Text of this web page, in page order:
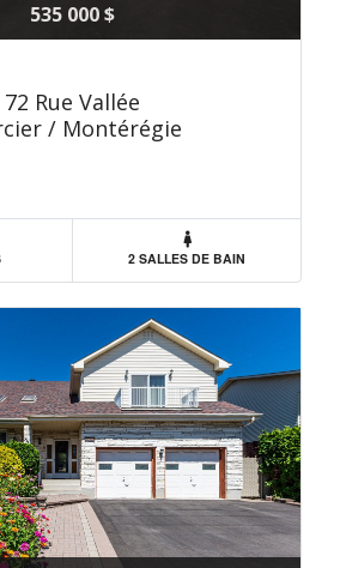
535 000 $
72 Rue Vallée
/ Montérégie
2 SALLES DE BAIN